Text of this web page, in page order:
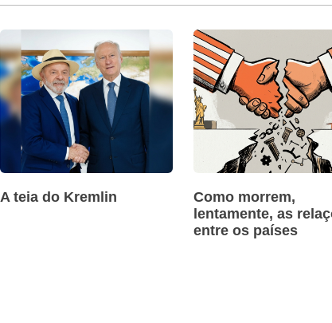
A teia do Kremlin
Como morrem,
lentamente, as
entre os países